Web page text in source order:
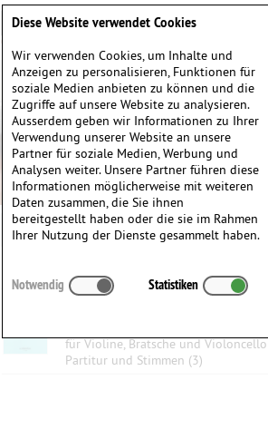
für Violine, Bratsche und Violoncello
Partitur und Stimmen (3)
Diese Website verwendet Cookies
Wir verwenden Cookies, um Inhalte und
Anzeigen zu personalisieren, Funktionen für
soziale Medien anbieten zu können und die
Zugriffe auf unsere Website zu analysieren.
Ausserdem geben wir Informationen zu Ihrer
Verwendung unserer Website an unsere
Partner für soziale Medien, Werbung und
Analysen weiter. Unsere Partner führen diese
Informationen möglicherweise mit weiteren
Daten zusammen, die Sie ihnen
bereitgestellt haben oder die sie im Rahmen
Ihrer Nutzung der Dienste gesammelt haben.
Notwendig Statistiken